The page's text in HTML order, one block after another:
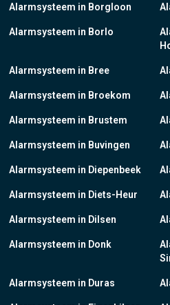
Alarmsysteem in Borgloon
Alarmsysteem in Borlo
Alarmsysteem in Bree
Alarmsysteem in Broekom
Alarmsysteem in Brustem
Alarmsysteem in Buvingen
Alarmsysteem in Diepenbeek
Alarmsysteem in Diets-Heur
Alarmsysteem in Dilsen
Alarmsysteem in Donk
Alarmsysteem in Duras